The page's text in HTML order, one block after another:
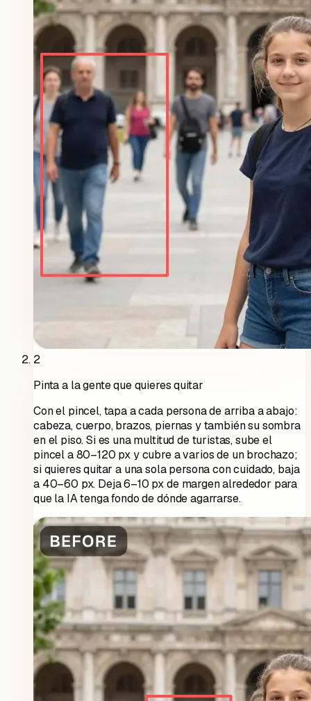
2
Pinta a la gente que quieres quitar
Con el pincel, tapa a cada persona de arriba a abajo:
cabeza, cuerpo, brazos, piernas y también su sombra
en el piso. Si es una multitud de turistas, sube el
pincel a 80–120 px y cubre a varios de un brochazo;
si quieres quitar a una sola persona con cuidado, baja
a 40–60 px. Deja 6–10 px de margen alrededor para
que la IA tenga fondo de dónde agarrarse.